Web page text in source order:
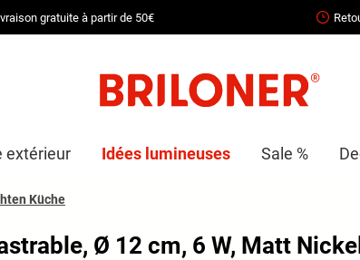
gratuite à partir de 50€
extérieur Idées lumineuses Sale %
Küche
Ø 12 cm, 6 W, Matt Nickel